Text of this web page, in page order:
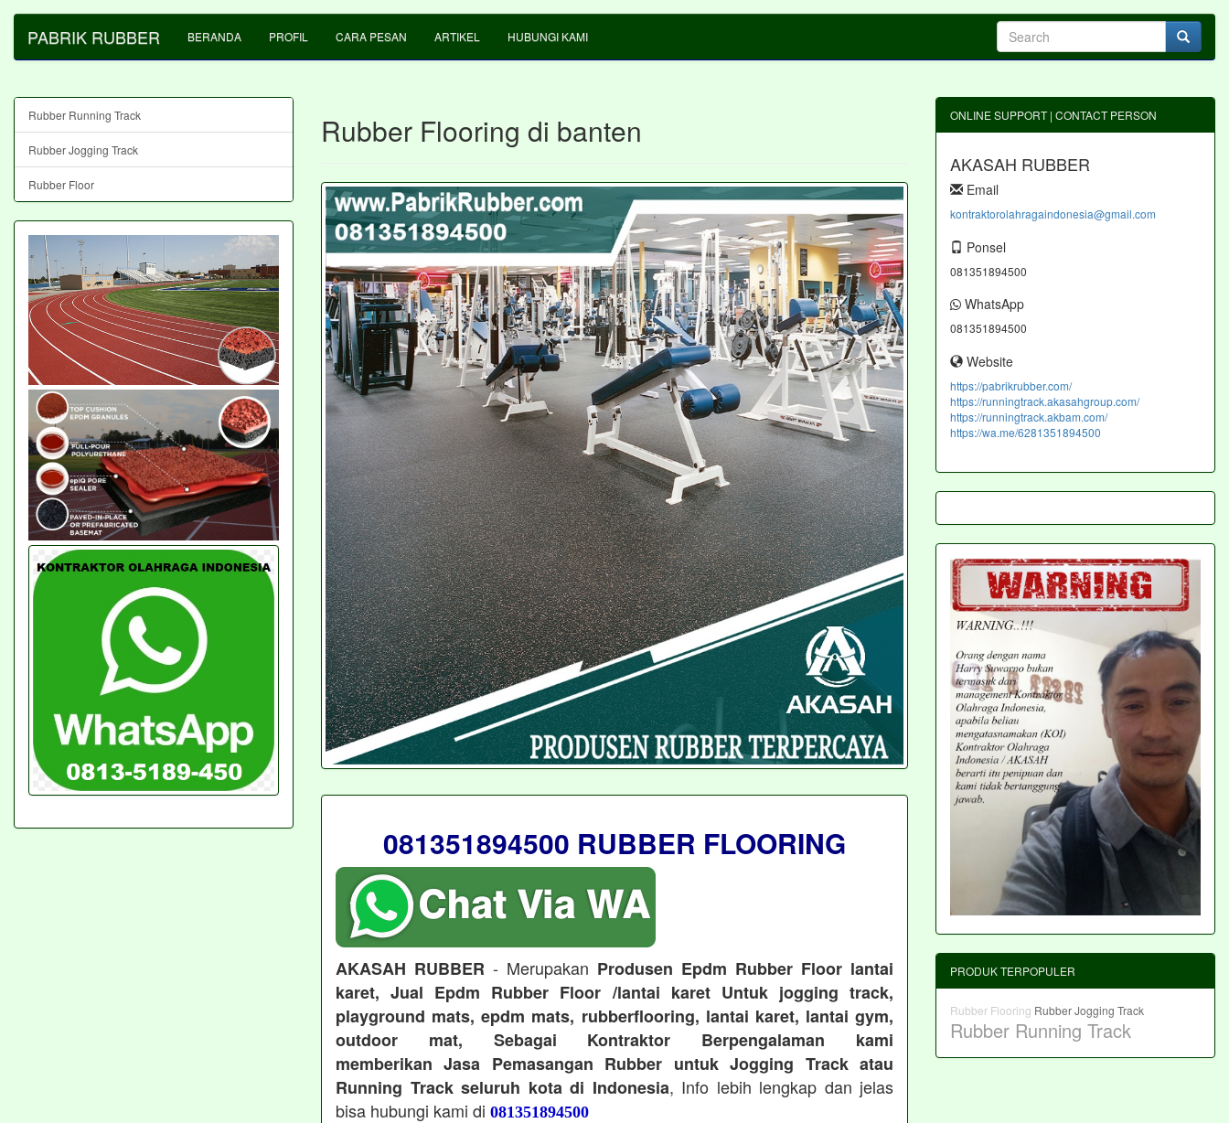
PABRIK RUBBER BERANDA PROFIL CARA PESAN ARTIKEL HUBUNGI KAMI
Rubber Flooring di banten
081351894500 RUBBER FLOORING
AKASAH RUBBER - Merupakan Produsen Epdm Rubber Floor lantai
karet, Jual Epdm Rubber Floor /lantai karet Untuk jogging track,
playground mats, epdm mats, rubberflooring, lantai karet, lantai gym,
outdoor mat, Sebagai Kontraktor Berpengalaman kami
memberikan Jasa Pemasangan Rubber untuk Jogging Track atau
Running Track seluruh kota di Indonesia, Info lebih lengkap dan jelas
bisa hubungi kami di 081351894500
Rubber Running Track
Rubber Jogging Track
Rubber Floor
ONLINE SUPPORT | CONTACT PERSON
AKASAH RUBBER
Email
kontraktorolahragaindonesia@gmail.com
Ponsel
081351894500
WhatsApp
081351894500
Website
https://pabrikrubber.com/
https://runningtrack.akasahgroup.com/
https://runningtrack.akbam.com/
https://wa.me/6281351894500
PRODUK TERPOPULER
Rubber Flooring Rubber Jogging Track
Rubber Running Track